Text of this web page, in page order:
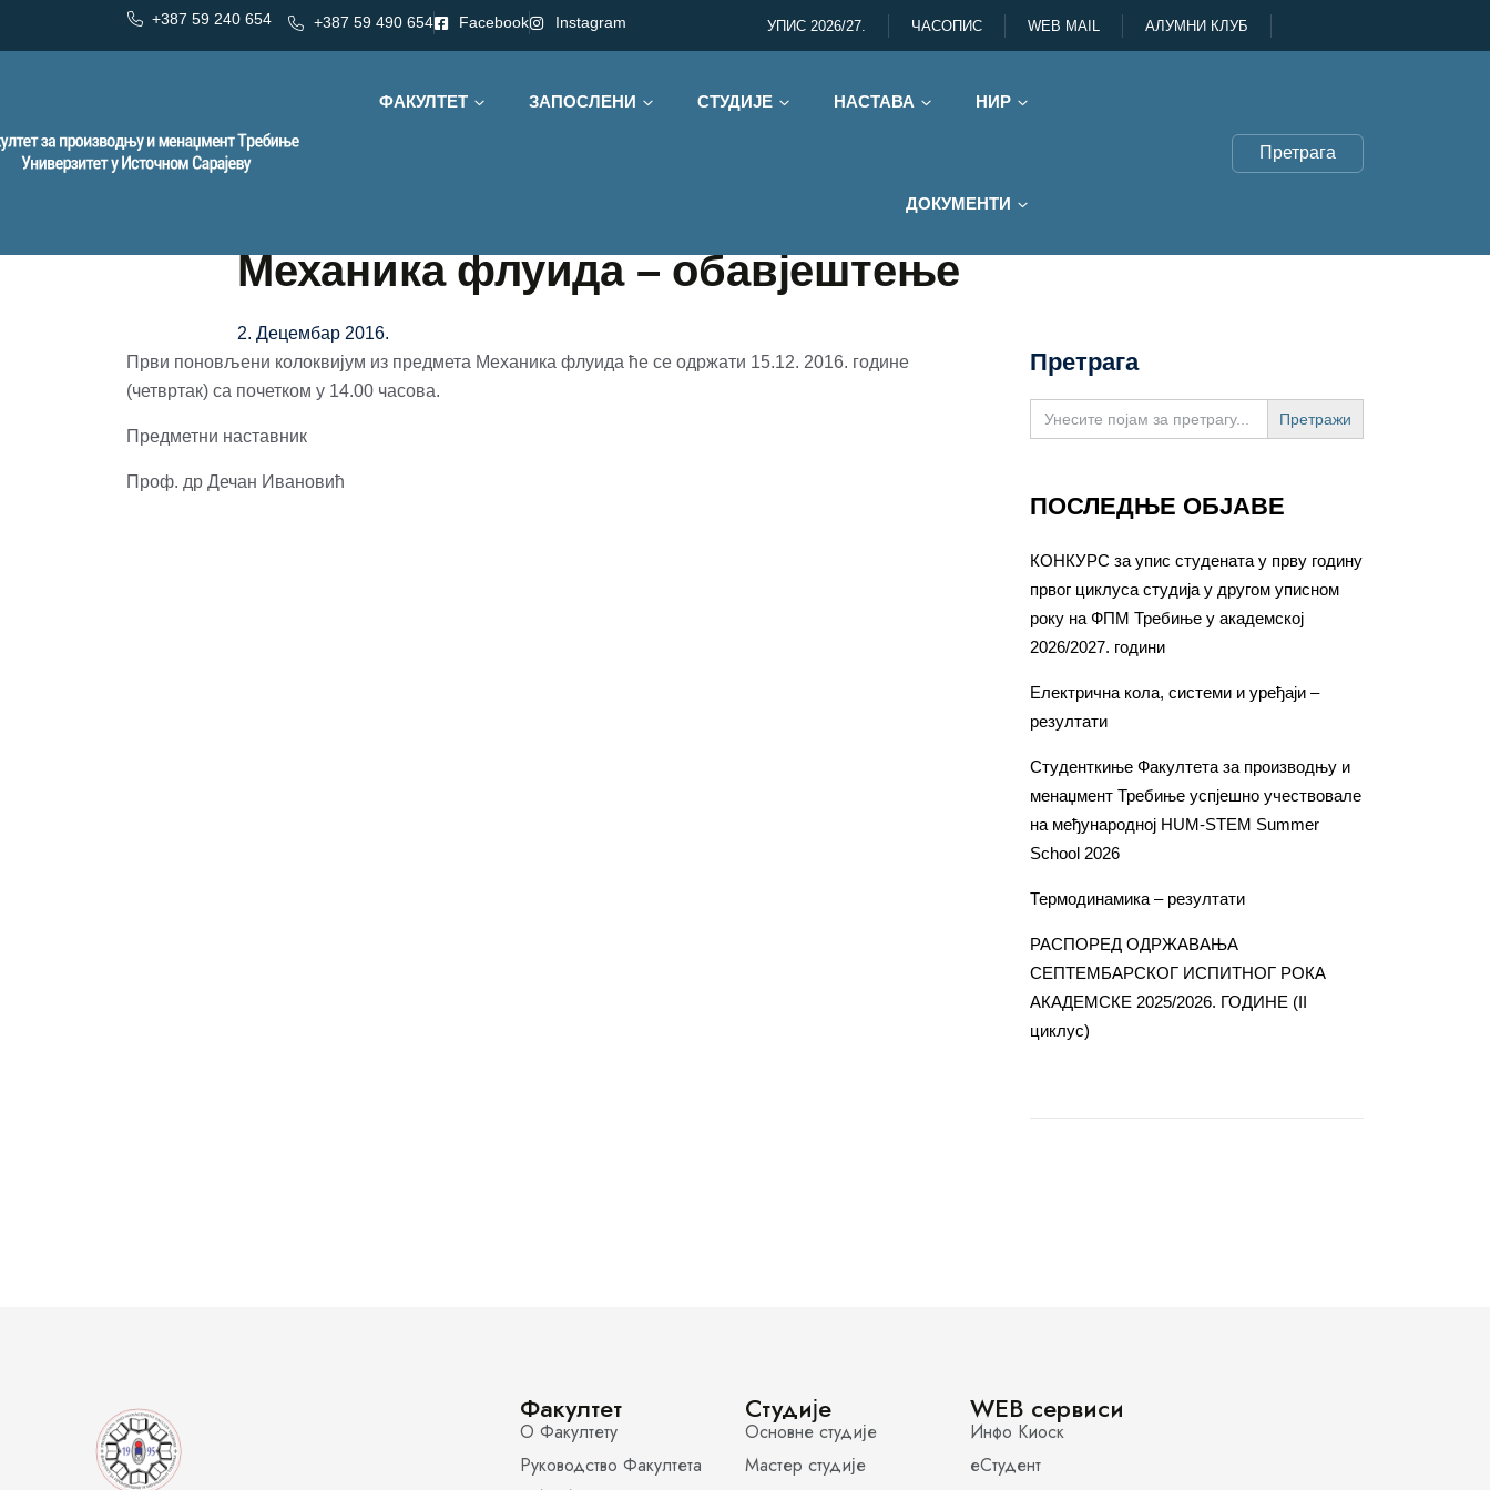
+387 59 240 654 +387 59 490 654 Facebook Instagram УПИС 2026/27. ЧАСОПИС WEB MAIL АЛУМНИ КЛУБ
ФАКУЛТЕТ ЗАПОСЛЕНИ СТУДИЈЕ НАСТАВА НИР
ДОКУМЕНТИ
Претрага
Механика флуида – обавјештење
2. Децембар 2016.
Први поновљени колоквијум из предмета Meханика флуида ће се одржати 15.12. 2016. године
(четвртак) са почетком у 14.00 часова.
Предметни наставник
Проф. др Дечан Ивановић
Претрага
Search
for:
ПОСЛЕДЊЕ ОБЈАВЕ
КОНКУРС за упис студената у прву годину
првог циклуса студија у другом уписном
року на ФПМ Требиње у академској
2026/2027. години
Електрична кола, системи и уређаји –
резултати
Студенткиње Факултета за производњу и
менаџмент Требиње успјешно учествовале
на међународној HUM-STEM Summer
School 2026
Термодинамика – резултати
РАСПОРЕД ОДРЖАВАЊА
СЕПТЕМБАРСКОГ ИСПИТНОГ РОКА
АКАДЕМСКЕ 2025/2026. ГОДИНЕ (II
циклус)
Факултет
О Факултету
Руководство Факултета
Студије
Основне студије
Мастер студије
WEB сервиси
Инфо Киоск
еСтудент